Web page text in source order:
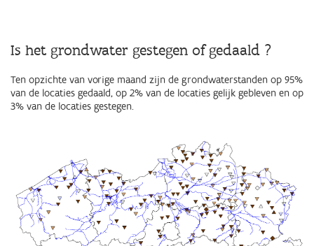
Is het grondwater gestegen of gedaald ?
Ten opzichte van vorige maand zijn de grondwaterstanden op 95%
van de locaties gedaald, op 2% van de locaties gelijk gebleven en op
3% van de locaties gestegen.